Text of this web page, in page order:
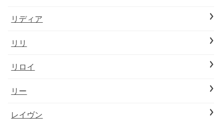
リディア
リリ
リロイ
リー
レイヴン